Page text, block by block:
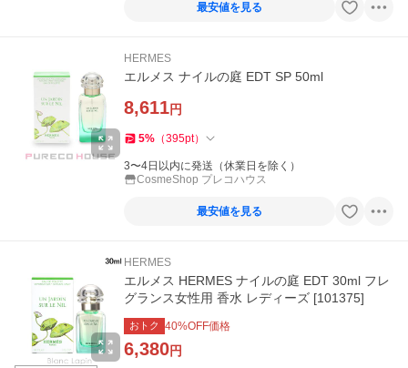
最安値を見る
HERMES
エルメス ナイルの庭 EDT SP 50ml
8,611円
5% （395pt）
3〜4日以内に発送（休業日を除く）
CosmeShop プレコハウス
最安値を見る
HERMES
エルメス HERMES ナイルの庭 EDT 30ml フレ
グランス女性用 香水 レディーズ [101375]
おトク 40%OFF価格
6,380円